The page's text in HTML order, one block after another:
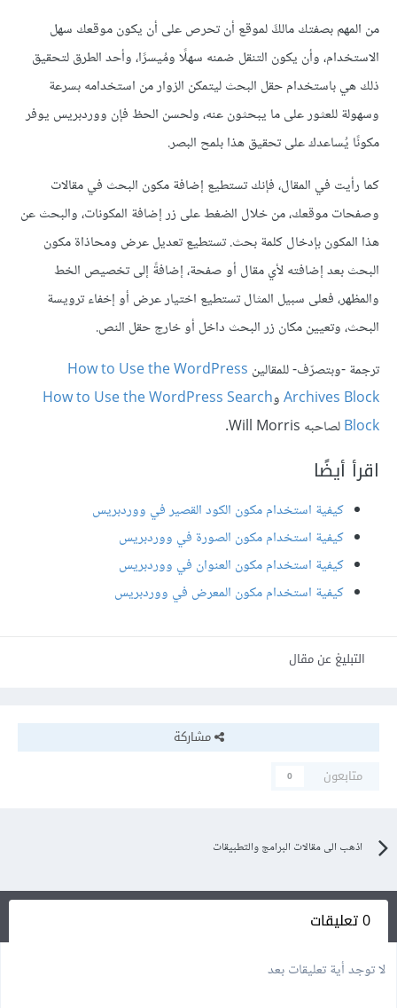
من المهم بصفتك مالكً لموقع أن تحرص على أن يكون موقعك سهل
الاستخدام، وأن يكون التنقل ضمنه سهلًا ومُيسرًا، وأحد الطرق لتحقيق
ذلك هي باستخدام حقل البحث ليتمكن الزوار من استخدامه بسرعة
وسهولة للعثور على ما يبحثون عنه، ولحسن الحظ فإن ووردبريس يوفر
مكونًا يُساعدك على تحقيق هذا بلمح البصر.
كما رأيت في المقال، فإنك تستطيع إضافة مكون البحث في مقالات
وصفحات موقعك، من خلال الضغط على زر إضافة المكونات، والبحث عن
هذا المكون بإدخال كلمة بحث. تستطيع تعديل عرض ومحاذاة مكون
البحث بعد إضافته لأي مقال أو صفحة، إضافةً إلى تخصيص الخط
والمظهر، فعلى سبيل المثال تستطيع اختيار عرض أو إخفاء ترويسة
البحث، وتعيين مكان زر البحث داخل أو خارج حقل النص.
ترجمة -وبتصرّف- للمقالين How to Use the WordPress
Archives BlockوHow to Use the WordPress Search
Blockلصاحبه Will Morris.
اقرأ أيضًا
كيفية استخدام مكون الكود القصير في ووردبريس
كيفية استخدام مكون الصورة في ووردبريس
كيفية استخدام مكون العنوان في ووردبريس
كيفية استخدام مكون المعرض في ووردبريس
التبليغ عن مقال
مشاركة
متابعون
0
اذهب الى مقالات البرامج والتطبيقات
0 تعليقات
لا توجد أية تعليقات بعد